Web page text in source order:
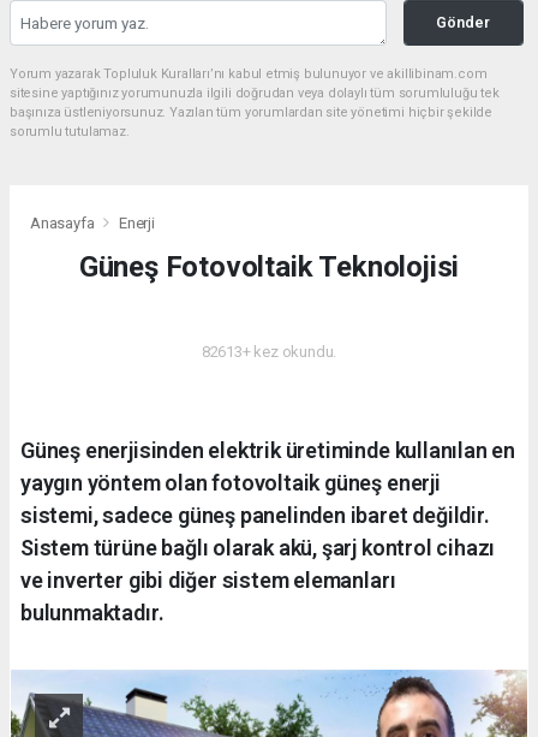
Gönder
Yorum yazarak Topluluk Kuralları’nı kabul etmiş bulunuyor ve akillibinam.com
sitesine yaptığınız yorumunuzla ilgili doğrudan veya dolaylı tüm sorumluluğu tek
başınıza üstleniyorsunuz. Yazılan tüm yorumlardan site yönetimi hiçbir şekilde
sorumlu tutulamaz.
Anasayfa Enerji
Güneş Fotovoltaik Teknolojisi
82613+ kez okundu.
Güneş enerjisinden elektrik üretiminde kullanılan en
yaygın yöntem olan fotovoltaik güneş enerji
sistemi, sadece güneş panelinden ibaret değildir.
Sistem türüne bağlı olarak akü, şarj kontrol cihazı
ve inverter gibi diğer sistem elemanları
bulunmaktadır.